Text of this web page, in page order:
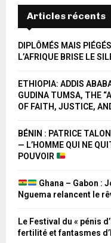
Articles récents
DIPLÔMÉS MAIS
L’AFRIQUE BRISE LE
ETHIOPIA: ADDIS
GUDINA TUMSA, THE
OF FAITH, JUSTICE,
BÉNIN : PATRICE
— L’HOMME QUI NE
POUVOIR
Ghana – Gabon :
Nguema relancent le
Le Festival du « pénis
fertilité et fantasmes